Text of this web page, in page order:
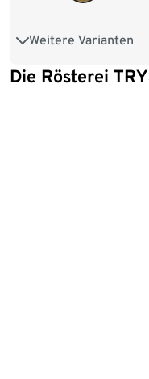
Weitere Varianten
250 g Ganze Bohne
Die Rösterei